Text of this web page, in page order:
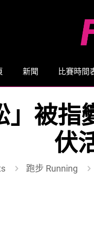
新聞 比賽時間
」被指
伏
跑步 Running